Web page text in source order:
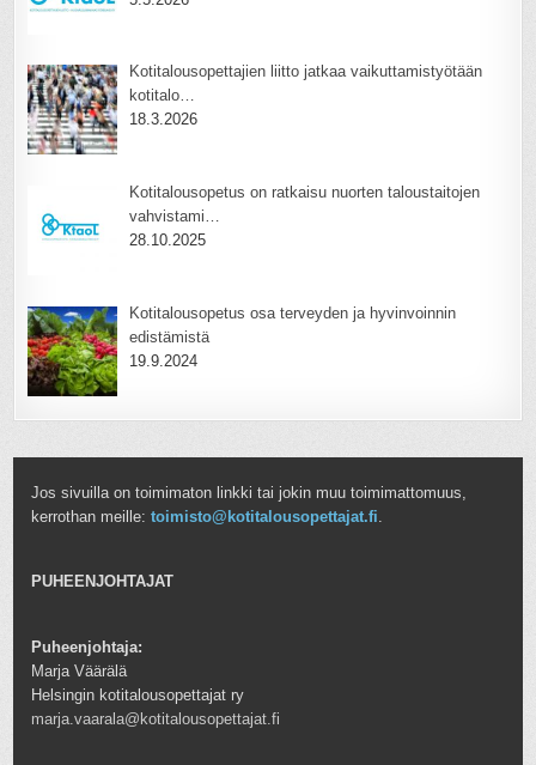
Kotitalousopettajien liitto jatkaa vaikuttamistyötään
kotitalo…
18.3.2026
Kotitalousopetus on ratkaisu nuorten taloustaitojen
vahvistami…
28.10.2025
Kotitalousopetus osa terveyden ja hyvinvoinnin
edistämistä
19.9.2024
Jos sivuilla on toimimaton linkki tai jokin muu toimimattomuus,
kerrothan meille:toimisto@kotitalousopettajat.fi.
PUHEENJOHTAJAT
Puheenjohtaja:
Marja Väärälä
Helsingin kotitalousopettajat ry
marja.vaarala@kotitalousopettajat.fi